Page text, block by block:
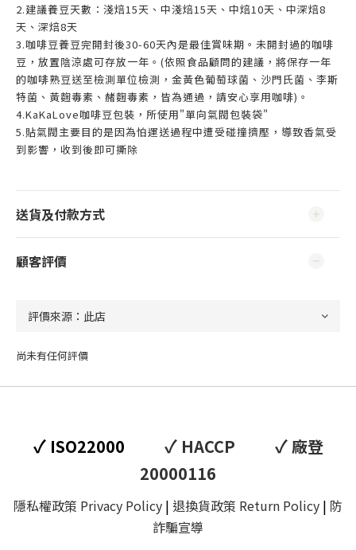
2.建議養豆天數：淺焙15天、中淺焙15天、中焙10天、中深焙8
天、深焙8天
3.咖啡豆養豆完開封後30-60天內是最佳賞味期。未開封過的咖啡
豆，放置陰涼處可存放一年。(依照食品顧問的建議，將保存一年
的咖啡熟豆送至檢測單位檢測，金黃色葡萄球菌、沙門氏菌、李斯
特菌、黃麴毒素、赭麴毒素，皆為通過，請安心享用咖啡)。
4.KaKaLove咖啡豆包裝，所使用"單向氣閥包裝袋"
5.貼氣閥主要目的是因為怕運送過程中遭受碰撞擠壓，導致香氣受
到影響，收到後即可撕除
送貨及付款方式
顧客評價
尚未有任何評價
✓ISO22000 ✓HACCP ✓廠登
20000116
隱私權政策 Privacy Policy | 退換貨政策 Return Policy | 防
詐騙宣導